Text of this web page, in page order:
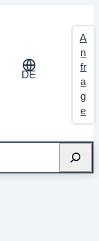
DE
A
n
fr
a
g
e